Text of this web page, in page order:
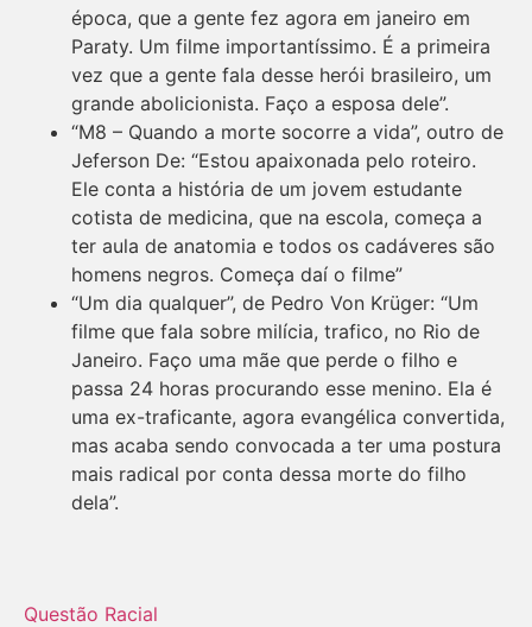
época, que a gente fez agora em janeiro em
Paraty. Um filme importantíssimo. É a primeira
vez que a gente fala desse herói brasileiro, um
grande abolicionista. Faço a esposa dele”.
“M8 – Quando a morte socorre a vida”, outro de
Jeferson De: “Estou apaixonada pelo roteiro.
Ele conta a história de um jovem estudante
cotista de medicina, que na escola, começa a
ter aula de anatomia e todos os cadáveres são
homens negros. Começa daí o filme”
“Um dia qualquer”, de Pedro Von Krüger: “Um
filme que fala sobre milícia, trafico, no Rio de
Janeiro. Faço uma mãe que perde o filho e
passa 24 horas procurando esse menino. Ela é
uma ex-traficante, agora evangélica convertida,
mas acaba sendo convocada a ter uma postura
mais radical por conta dessa morte do filho
dela”.
Questão Racial